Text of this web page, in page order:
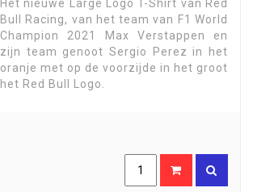
Het nieuwe Large Logo T-Shirt van Red
Bull Racing, van het team van F1 World
Champion 2021 Max Verstappen en
zijn team genoot Sergio Perez in het
oranje met op de voorzijde in het groot
het Red Bull Logo.